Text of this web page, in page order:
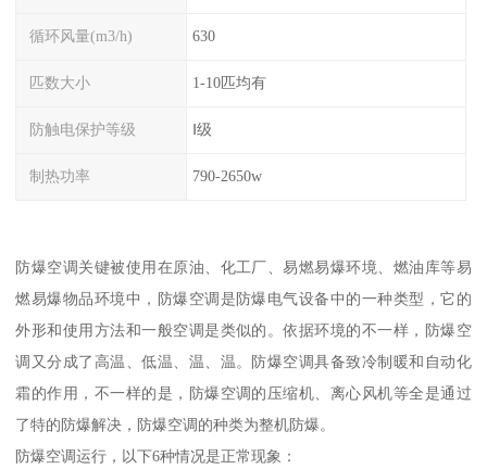
循环风量(m3/h) 630
匹数大小 1-10匹均有
防触电保护等级 Ⅰ级
制热功率 790-2650w
防爆空调关键被使用在原油、化工厂、易燃易爆环境、燃油库等易
燃易爆物品环境中，防爆空调是防爆电气设备中的一种类型，它的
外形和使用方法和一般空调是类似的。依据环境的不一样，防爆空
调又分成了高温、低温、温、温。防爆空调具备致冷制暖和自动化
霜的作用，不一样的是，防爆空调的压缩机、离心风机等全是通过
了特的防爆解决，防爆空调的种类为整机防爆。
防爆空调运行，以下6种情况是正常现象：